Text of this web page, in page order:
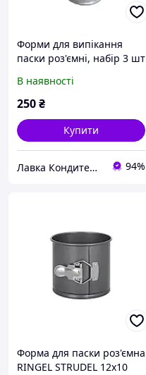
Форми для випікання
паски роз'ємні, набір 3 шт
В наявності
250₴
Купити
Лавка Кондитера CAKESHOP 94%
Форма для паски роз'ємна
RINGEL STRUDEL 12x10